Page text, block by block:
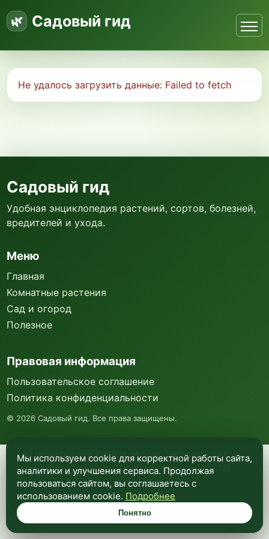
Садовый гид
Не удалось загрузить данные: Failed to fetch
Мы используем куки и Яндекс Метрику для
анализа посещаемости и улучшения работы
сайта. Подробнее —в политике
конфиденциальности.
Понятно
Садовый гид
Удобная энциклопедия растений, сортов, болезней,
вредителей и ухода.
Меню
Главная
Комнатные растения
Сад и огород
Полезное
Правовая информация
Пользовательское соглашение
Политика конфиденциальности
© 2026 Садовый гид. Все права защищены.
Мы используем cookie для корректной работы сайта,
аналитики и улучшения сервиса. Продолжая
пользоваться сайтом, вы соглашаетесь с
использованием cookie. Подробнее
Понятно